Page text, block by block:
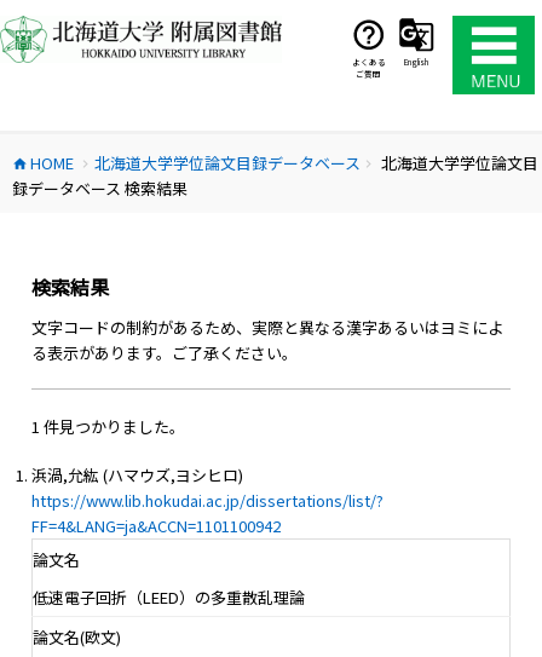
ン
テ
ス
キ
よくある
ご質問
English
home HOME chevron_right 北海道大学学位論文目録データベース chevron_right
北海道大学学位論文目
録データベース 検索結果
検索結果
文字コードの制約があるため、実際と異なる漢字あるいはヨミによ
る表示があります。ご了承ください。
1 件見つかりました。
浜渦,允紘 (ハマウズ,ヨシヒロ)
https://www.lib.hokudai.ac.jp/dissertations/list/?
FF=4&LANG=ja&ACCN=1101100942
論文名
低速電子回折（LEED）の多重散乱理論
論文名(欧文)